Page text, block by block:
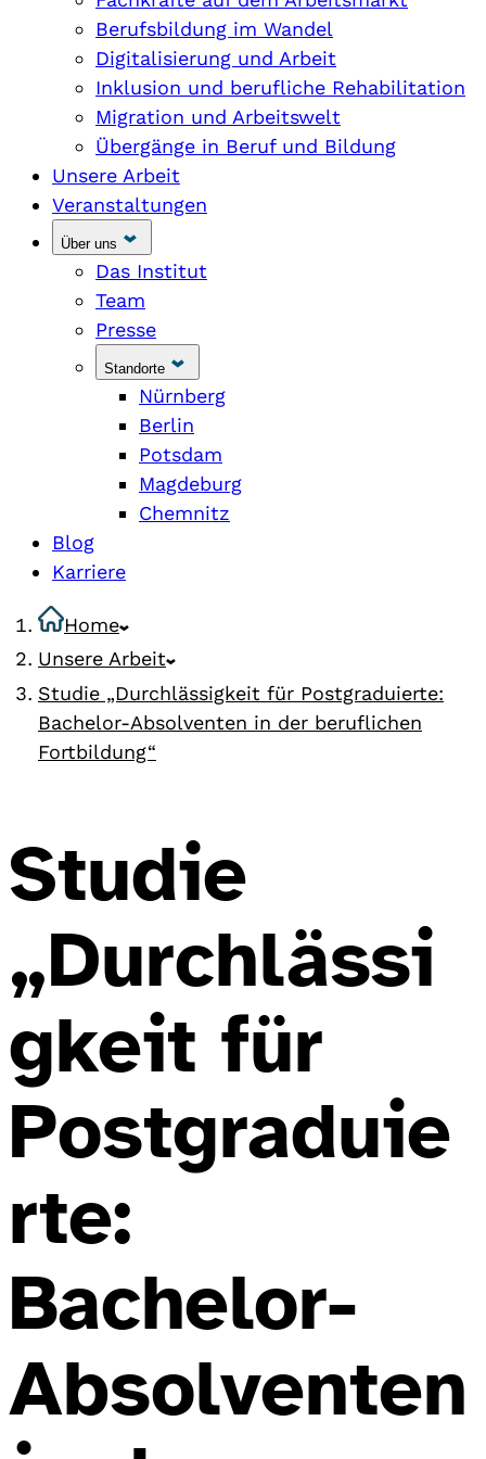
Berufsbildung im Wandel
Digitalisierung und Arbeit
Inklusion und berufliche Rehabilitation
Migration und Arbeitswelt
Übergänge in Beruf und Bildung
Unsere Arbeit
Veranstaltungen
Über uns
Das Institut
Team
Presse
Standorte
Nürnberg
Berlin
Potsdam
Magdeburg
Chemnitz
Blog
Karriere
Home
Unsere Arbeit
Studie „Durchlässigkeit für Postgraduierte:
Bachelor-Absolventen in der beruflichen
Fortbildung“
Studie
„Durchlässi
gkeit für
Postgraduie
rte:
Bachelor-
Absolventen